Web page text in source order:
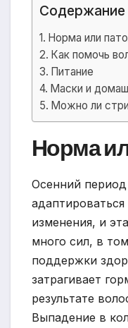
Содержание
Норма или
Как помочь
Питание
Маски и
Можно ли
Норма
Осенний
изменения, и
много сил, в
поддержки
затрагивает
результате
Выпадение в